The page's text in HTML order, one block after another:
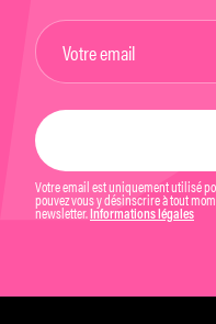
Votre email est uniquement utilisé
pouvez vous y désinscrire à tout
newsletter. Informations légales